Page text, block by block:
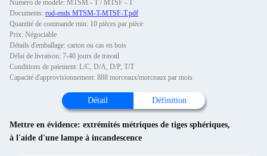
Numéro de modèle: MTSM - T / MTSF - T
Documents: rod-ends MTSM-T-MTSF-T.pdf
Quantité de commande min: 10 pièces par pièce
Prix: Négociable
Détails d'emballage: carton ou cas en bois
Délai de livraison: 7-40 jours de travail
Conditions de paiement: L/C, D/A, D/P, T/T
Capacité d'approvisionnement: 888 morceaux/morceaux par mois
Détail Définition
Mettre en évidence: extrémités métriques de tiges sphériques,
à l'aide d'une lampe à incandescence